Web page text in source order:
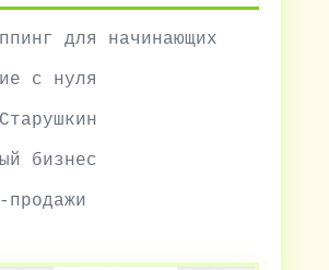
для начинающих
с нуля
бизнес
продажи